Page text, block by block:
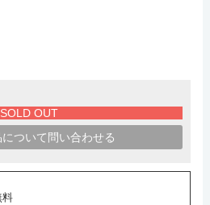
SOLD OUT
について問い合わせる
料